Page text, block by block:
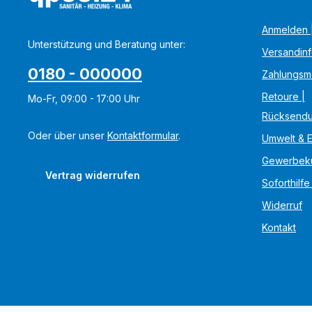
Unterstützung und Beratung unter:
0180 - 000000
Mo-Fr, 09:00 - 17:00 Uhr
Oder über unser Kontaktformular.
Vertrag widerrufen
Anmelden
Retoure |
Umwelt &
Soforthilfe
Widerruf
Kontakt